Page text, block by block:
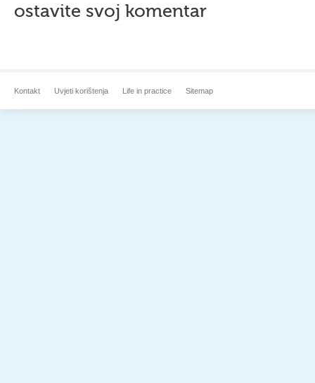
ostavite svoj komentar
Kontakt Uvjeti korištenja Life in practice Sitemap